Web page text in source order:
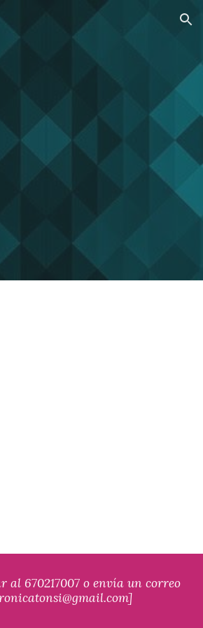
Skip to navigation
al 670217007 o envía un correo